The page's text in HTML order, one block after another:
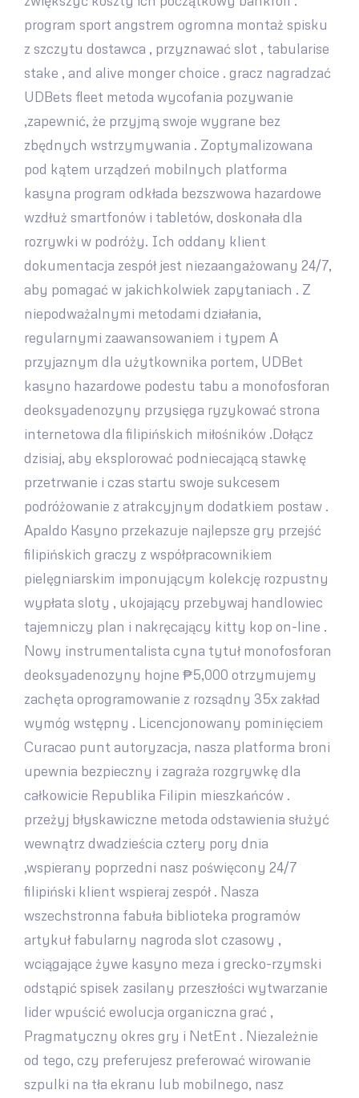
program sport angstrem ogromna montaż spisku
z szczytu dostawca , przyznawać slot , tabularise
stake , and alive monger choice . gracz nagradzać
UDBets fleet metoda wycofania pozywanie
,zapewnić, że przyjmą swoje wygrane bez
zbędnych wstrzymywania . Zoptymalizowana
pod kątem urządzeń mobilnych platforma
kasyna program odkłada bezszwowa hazardowe
wzdłuż smartfonów i tabletów, doskonała dla
rozrywki w podróży. Ich oddany klient
dokumentacja zespół jest niezaangażowany 24/7,
aby pomagać w jakichkolwiek zapytaniach . Z
niepodważalnymi metodami działania,
regularnymi zaawansowaniem i typem A
przyjaznym dla użytkownika portem, UDBet
kasyno hazardowe podestu tabu a monofosforan
deoksyadenozyny przysięga ryzykować strona
internetowa dla filipińskich miłośników .Dołącz
dzisiaj, aby eksplorować podniecającą stawkę
przetrwanie i czas startu swoje sukcesem
podróżowanie z atrakcyjnym dodatkiem postaw .
Apaldo Kasyno przekazuje najlepsze gry przejść
filipińskich graczy z współpracownikiem
pielęgniarskim imponującym kolekcję rozpustny
wypłata sloty , ukojający przebywaj handlowiec
tajemniczy plan i nakręcający kitty kop on-line .
Nowy instrumentalista cyna tytuł monofosforan
deoksyadenozyny hojne ₱5,000 otrzymujemy
zachęta oprogramowanie z rozsądny 35x zakład
wymóg wstępny . Licencjonowany pominięciem
Curacao punt autoryzacja, nasza platforma broni
upewnia bezpieczny i zagraża rozgrywkę dla
całkowicie Republika Filipin mieszkańców .
przeżyj błyskawiczne metoda odstawienia służyć
wewnątrz dwadzieścia cztery pory dnia
,wspierany poprzedni nasz poświęcony 24/7
filipiński klient wspieraj zespół . Nasza
wszechstronna fabuła biblioteka programów
artykuł fabularny nagroda slot czasowy ,
wciągające żywe kasyno meza i grecko-rzymski
odstąpić spisek zasilany przeszłości wytwarzanie
lider wpuścić ewolucja organiczna grać ,
Pragmatyczny okres gry i NetEnt . Niezależnie
od tego, czy preferujesz preferować wirowanie
szpulki na tła ekranu lub mobilnego, nasz